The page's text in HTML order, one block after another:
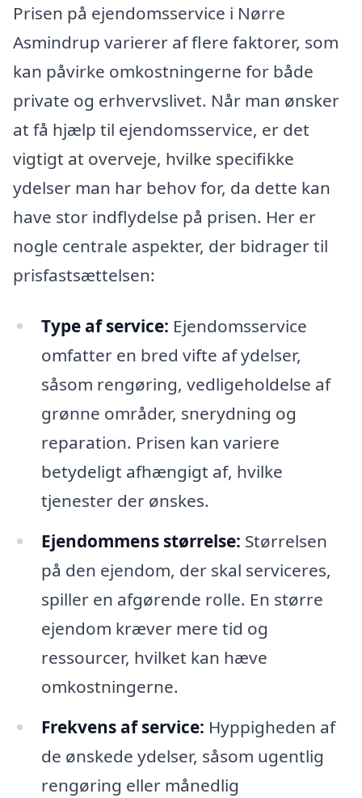
Prisen på ejendomsservice i Nørre
Asmindrup varierer af flere faktorer, som
kan påvirke omkostningerne for både
private og erhvervslivet. Når man ønsker
at få hjælp til ejendomsservice, er det
vigtigt at overveje, hvilke specifikke
ydelser man har behov for, da dette kan
have stor indflydelse på prisen. Her er
nogle centrale aspekter, der bidrager til
prisfastsættelsen:
Type af service: Ejendomsservice
omfatter en bred vifte af ydelser,
såsom rengøring, vedligeholdelse af
grønne områder, snerydning og
reparation. Prisen kan variere
betydeligt afhængigt af, hvilke
tjenester der ønskes.
Ejendommens størrelse: Størrelsen
på den ejendom, der skal serviceres,
spiller en afgørende rolle. En større
ejendom kræver mere tid og
ressourcer, hvilket kan hæve
omkostningerne.
Frekvens af service: Hyppigheden af
de ønskede ydelser, såsom ugentlig
rengøring eller månedlig